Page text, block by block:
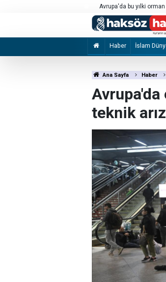
Avrupa'da bu yılki
tahmin ediliyor
Haber İslam
Ana Sayfa Haber
Avrupa'da
teknik